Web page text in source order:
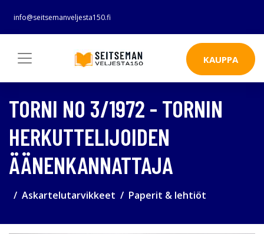
info@seitsemanveljesta150.fi
KAUPPA
TORNI NO 3/1972 - TORNIN
HERKUTTELIJOIDEN
ÄÄNENKANNATTAJA
Askartelutarvikkeet Paperit & lehtiöt